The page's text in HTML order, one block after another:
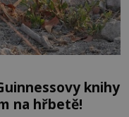
knihy
na hřbetě!